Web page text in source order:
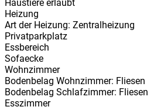
Haustiere erlaubt
Heizung
Art der Heizung: Zentralheizung
Privatparkplatz
Essbereich
Sofaecke
Wohnzimmer
Bodenbelag Wohnzimmer: Fliesen
Bodenbelag Schlafzimmer: Fliesen
Esszimmer